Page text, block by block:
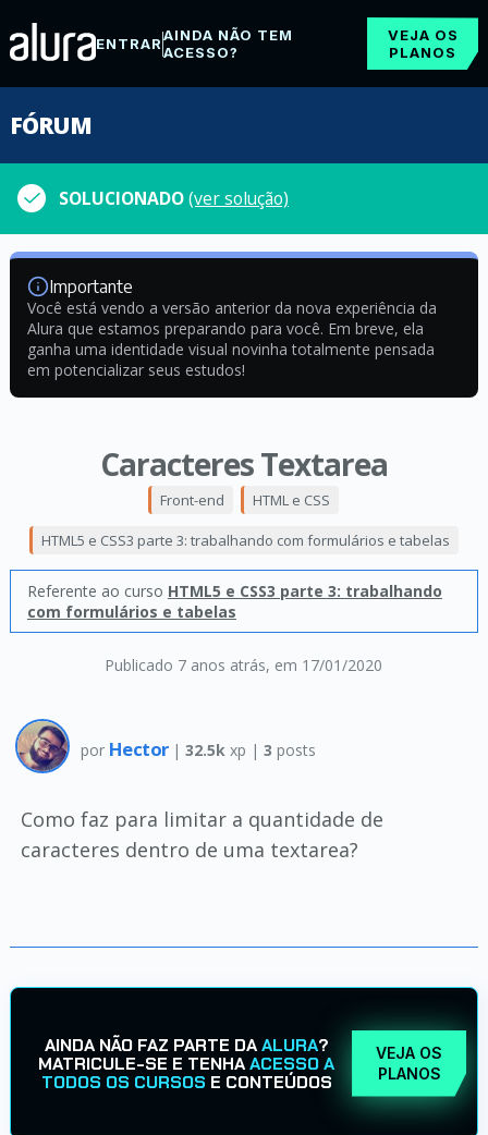
ENTRARAINDA NÃO TEM
ACESSO?
VEJA OS
PLANOS
FÓRUM
SOLUCIONADO(ver solução)
Importante
Você está vendo a versão anterior da nova experiência da
Alura que estamos preparando para você. Em breve, ela
ganha uma identidade visual novinha totalmente pensada
em potencializar seus estudos!
Caracteres Textarea
Publicado 7 anos atrás, em 17/01/2020
Front-end HTML e CSS
HTML5 e CSS3 parte 3: trabalhando com formulários e tabelas
Referente ao curso HTML5 e CSS3 parte 3: trabalhando
com formulários e tabelas
por Hector | 32.5k xp | 3 posts
Como faz para limitar a quantidade de
caracteres dentro de uma textarea?
AINDA NÃO FAZ PARTE DAALURA?
MATRICULE-SE E TENHAACESSO A
TODOS OS CURSOS E CONTEÚDOS
VEJA OS
PLANOS